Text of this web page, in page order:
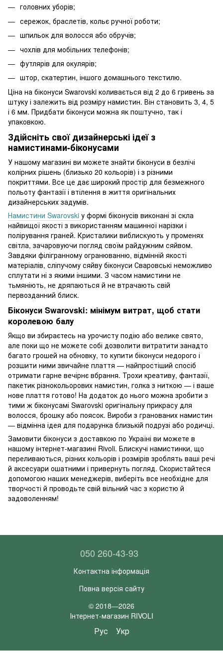
головних уборів;
сережок, браслетів, кольє ручної роботи;
шпильок для волосся або обручів;
чохлів для мобільних телефонів;
футлярів для окулярів;
штор, скатертин, іншого домашнього текстилю.
Ціна на біконуси Swarovski коливається від 2 до 6 гривень за
штуку і залежить від розміру намистин. Він становить 3, 4, 5
і 6 мм. Придбати біконуси можна як поштучно, так і
упаковкою.
Здійсніть свої дизайнерські ідеї з
намистинами-біконусами
У нашому магазині ви можете знайти біконуси в безлічі
колірних рішень (близько 20 кольорів) і з різними
покриттями. Все це дає широкий простір для безмежного
польоту фантазії і втілення в життя оригінальних
дизайнерських задумів.
Намистини Swarovski у формі біконусів виконані зі скла
найвищої якості з використанням машинної нарізки і
полірування граней. Кристалики виблискують у променях
світла, зачаровуючи погляд своїм райдужним сяйвом.
Завдяки філігранному огранюванню, відмінній якості
матеріалів, сліпучому сяйву біконуси Сваровські неможливо
сплутати ні з якими іншими. З часом намистини не
тьмяніють, не дряпаються й не втрачають свій
первозданний блиск.
Біконуси Swarovski: мінімум витрат, щоб стати
королевою балу
Якщо ви збираєтесь на урочисту подію або велике свято,
але поки що не можете собі дозволити витратити занадто
багато грошей на обновку, то купити біконуси недорого і
розшити ними звичайне плаття — найпростіший спосіб
отримати гарне вечірнє вбрання. Трохи креативу, фантазії,
пакетик різнокольорових намистин, голка з ниткою — і ваше
нове плаття готово! На додаток до нього можна зробити з
тими ж біконусамі Swarovski оригінальну прикрасу для
волосся, брошку або поясок. Вироби з гранованих намистин
— відмінна ідея для подарунка близькій подрузі або родичці.
Замовити біконуси з доставкою по Україні ви можете в
нашому інтернет-магазині Rivoli. Блискучі намистинки, що
переливаються, різних кольорів і розмірів зроблять ваші речі
й аксесуари ошатними і привернуть погляд. Скористайтеся
допомогою наших менеджерів, виберіть все необхідне для
творчості й проводьте свій вільний час з користю й
задоволенням!
050 260-43-93
Контактна інформація
Повна версія сайту
© 2018—2026
Інтернет-магазин RIVOLI
Рус Укр